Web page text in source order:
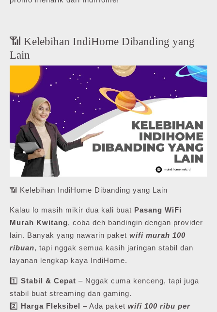
📶 Kelebihan IndiHome Dibanding yang
Lain
📶 Kelebihan IndiHome Dibanding yang Lain
Kalau lo masih mikir dua kali buat Pasang WiFi
Murah Kwitang, coba deh bandingin dengan provider
lain. Banyak yang nawarin paket wifi murah 100
ribuan, tapi nggak semua kasih jaringan stabil dan
layanan lengkap kaya IndiHome.
1️⃣ Stabil & Cepat – Nggak cuma kenceng, tapi juga
stabil buat streaming dan gaming.
2️⃣ Harga Fleksibel – Ada paket wifi 100 ribu per